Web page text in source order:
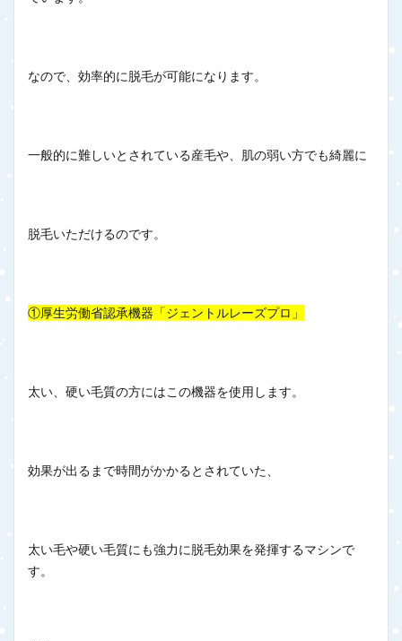
なので、効率的に脱毛が可能になります。
一般的に難しいとされている産毛や、肌の弱い方でも綺麗に
脱毛いただけるのです。
①厚生労働省認承機器「ジェントルレーズプロ」
太い、硬い毛質の方にはこの機器を使用します。
効果が出るまで時間がかかるとされていた、
太い毛や硬い毛質にも強力に脱毛効果を発揮するマシンで
す。